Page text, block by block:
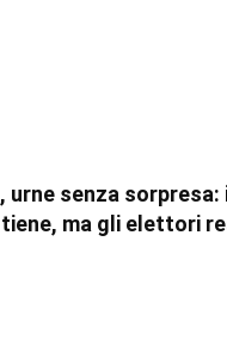
urne senza sorpresa:
ma gli elettori